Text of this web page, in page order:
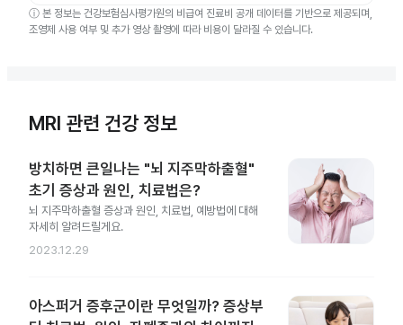
ⓘ 본 정보는 건강보험심사평가원의 비급여 진료비 공개 데이터를 기반으로 제공되며,
조영제 사용 여부 및 추가 영상 촬영에 따라 비용이 달라질 수 있습니다.
MRI 관련 건강 정보
방치하면 큰일나는 "뇌 지주막하출혈"
초기 증상과 원인, 치료법은?
뇌 지주막하출혈 증상과 원인, 치료법, 예방법에 대해
자세히 알려드릴게요.
2023.12.29
아스퍼거 증후군이란 무엇일까? 증상부